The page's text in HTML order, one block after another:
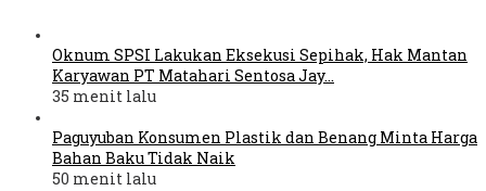
Oknum SPSI Lakukan Eksekusi Sepihak, Hak Mantan
Karyawan PT Matahari Sentosa Jay…
35 menit lalu
Paguyuban Konsumen Plastik dan Benang Minta Harga
Bahan Baku Tidak Naik
50 menit lalu